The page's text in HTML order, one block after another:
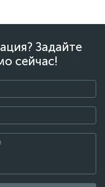
Задайте
сейчас!